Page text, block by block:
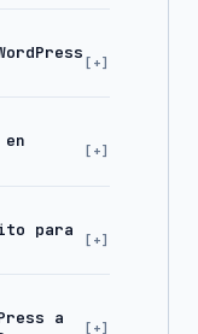
en
para
a